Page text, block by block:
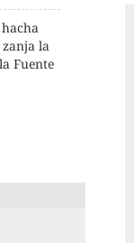
la
Fuente